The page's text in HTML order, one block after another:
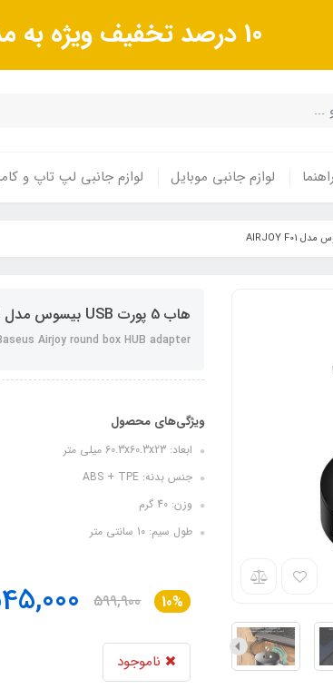
10 درصد تخفیف ویژه به مدت محدود
راهنما لوازم جانبی موبایل لوازم جانبی لپ تاپ و
هاب 5 پورت USB بیسوس مدل AIRJOY F01
Airjoy round box HUB adapter
ویژگی‌های محصول
ابعاد: 60.3x60.3x23 میلی متر
جنس بدنه: ABS + TPE
وزن: 40 گرم
طول سیم: 10 سانتی متر
10%
599,900
ناموجود